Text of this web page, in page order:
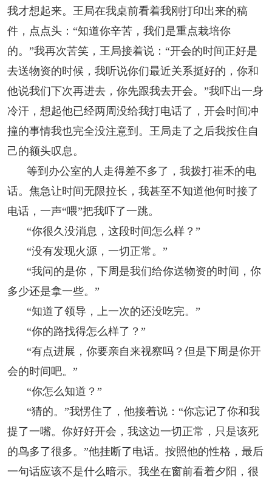
我才想起来。王局在我桌前看着我刚打印出来的稿
件，点点头：“知道你辛苦，我们是重点栽培你
的。”我再次苦笑，王局接着说：“开会的时间正好是
去送物资的时候，我听说你们最近关系挺好的，你和
他说我们下次再进去，你先跟我去开会。”我吓出一身
冷汗，想起他已经两周没给我打电话了，开会时间冲
撞的事情我也完全没注意到。王局走了之后我按住自
己的额头叹息。
等到办公室的人走得差不多了，我拨打崔禾的电
话。焦急让时间无限拉长，我甚至不知道他何时接了
电话，一声“喂”把我吓了一跳。
“你很久没消息，这段时间怎么样？”
“没有发现火源，一切正常。”
“我问的是你，下周是我们给你送物资的时间，你
多少还是拿一些。”
“知道了领导，上一次的还没吃完。”
“你的路找得怎么样了？”
“有点进展，你要亲自来视察吗？但是下周是你开
会的时间吧。”
“你怎么知道？”
“猜的。”我愣住了，他接着说：“你忘记了你和我
提了一嘴。你好好开会，我这边一切正常，只是该死
的鸟多了很多。”他挂断了电话。按照他的性格，最后
一句话应该不是什么暗示。我坐在窗前看着夕阳，很